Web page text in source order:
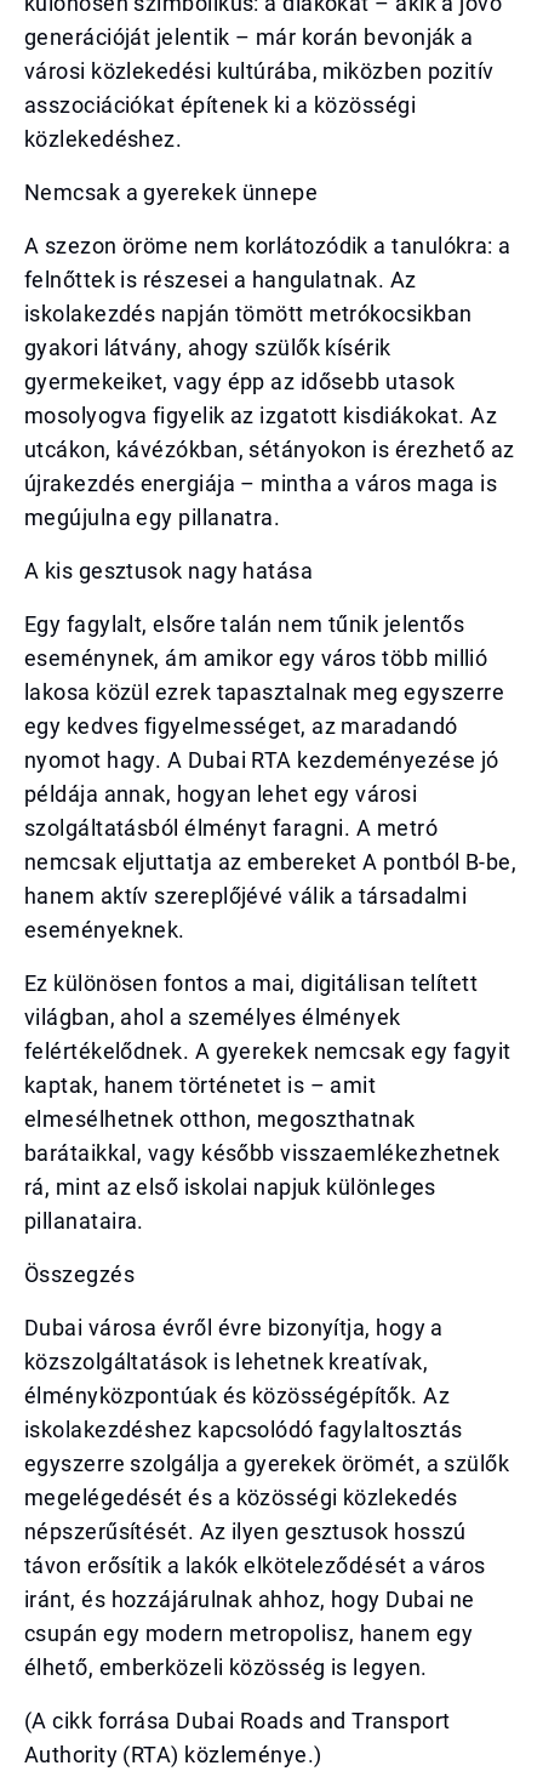
generációját jelentik – már korán bevonják a
városi közlekedési kultúrába, miközben pozitív
asszociációkat építenek ki a közösségi
közlekedéshez.
Nemcsak a gyerekek ünnepe
A szezon öröme nem korlátozódik a tanulókra: a
felnőttek is részesei a hangulatnak. Az
iskolakezdés napján tömött metrókocsikban
gyakori látvány, ahogy szülők kísérik
gyermekeiket, vagy épp az idősebb utasok
mosolyogva figyelik az izgatott kisdiákokat. Az
utcákon, kávézókban, sétányokon is érezhető az
újrakezdés energiája – mintha a város maga is
megújulna egy pillanatra.
A kis gesztusok nagy hatása
Egy fagylalt, elsőre talán nem tűnik jelentős
eseménynek, ám amikor egy város több millió
lakosa közül ezrek tapasztalnak meg egyszerre
egy kedves figyelmességet, az maradandó
nyomot hagy. A Dubai RTA kezdeményezése jó
példája annak, hogyan lehet egy városi
szolgáltatásból élményt faragni. A metró
nemcsak eljuttatja az embereket A pontból B-be,
hanem aktív szereplőjévé válik a társadalmi
eseményeknek.
Ez különösen fontos a mai, digitálisan telített
világban, ahol a személyes élmények
felértékelődnek. A gyerekek nemcsak egy fagyit
kaptak, hanem történetet is – amit
elmesélhetnek otthon, megoszthatnak
barátaikkal, vagy később visszaemlékezhetnek
rá, mint az első iskolai napjuk különleges
pillanataira.
Összegzés
Dubai városa évről évre bizonyítja, hogy a
közszolgáltatások is lehetnek kreatívak,
élményközpontúak és közösségépítők. Az
iskolakezdéshez kapcsolódó fagylaltosztás
egyszerre szolgálja a gyerekek örömét, a szülők
megelégedését és a közösségi közlekedés
népszerűsítését. Az ilyen gesztusok hosszú
távon erősítik a lakók elköteleződését a város
iránt, és hozzájárulnak ahhoz, hogy Dubai ne
csupán egy modern metropolisz, hanem egy
élhető, emberközeli közösség is legyen.
(A cikk forrása Dubai Roads and Transport
Authority (RTA) közleménye.)